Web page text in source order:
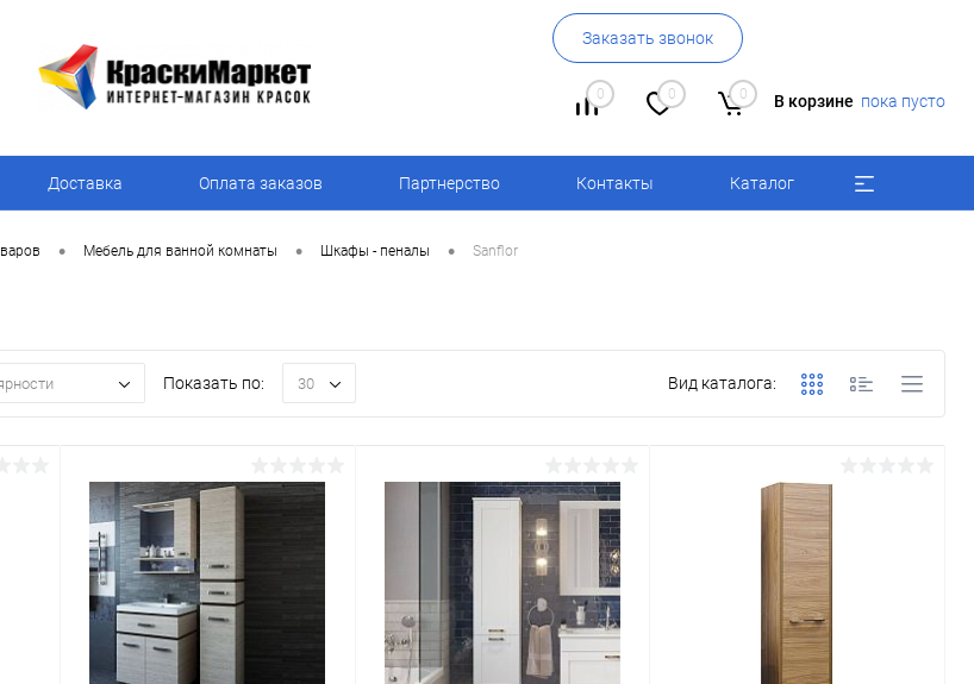
Заказать звонок
0 0 0 В корзине пока пусто
Доставка Оплата заказов Партнерство Контакты Каталог
• Мебель для ванной комнаты • Шкафы - пеналы • Sanflor
Показать по: 30 Вид каталога: